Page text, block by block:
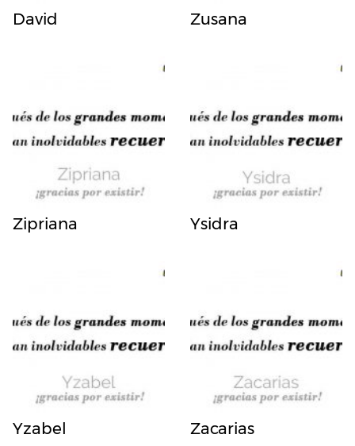
David Zusana
Zipriana Ysidra
Yzabel Zacarias